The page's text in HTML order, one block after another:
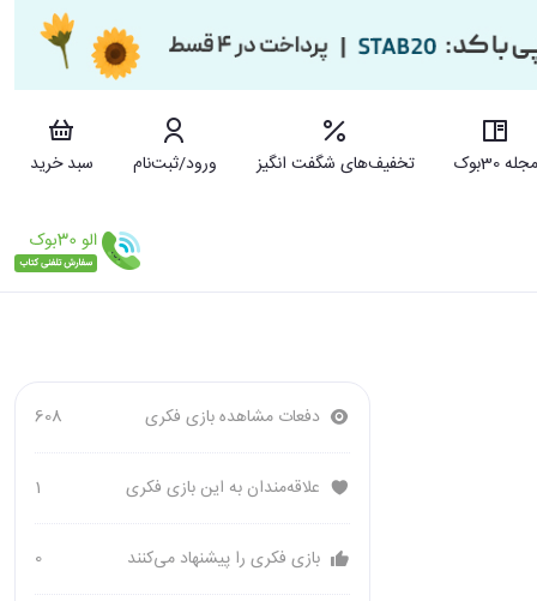
مجله 30بوک تخفیف‌های شگفت انگیز ورود/ثبت‌نام
سبد خرید
دفعات مشاهده بازی فکری 608
علاقه‌مندان به این بازی فکری 1
بازی فکری را پیشنهاد می‌کنند 0